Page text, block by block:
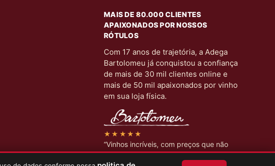
MAIS DE 80.000 CLIENTES
APAIXONADOS POR NOSSOS
RÓTULOS
Com 17 anos de trajetória, a Adega
Bartolomeu já conquistou a confiança
de mais de 30 mil clientes online e
mais de 50 mil apaixonados por vinho
em sua loja física.
★★★★★
“Vinhos incríveis, com preços que não
encontro em lugar nenhum.”